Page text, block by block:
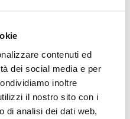
contenuti ed
dei social media e per
inoltre
il nostro sito con i
di analisi dei dati web,